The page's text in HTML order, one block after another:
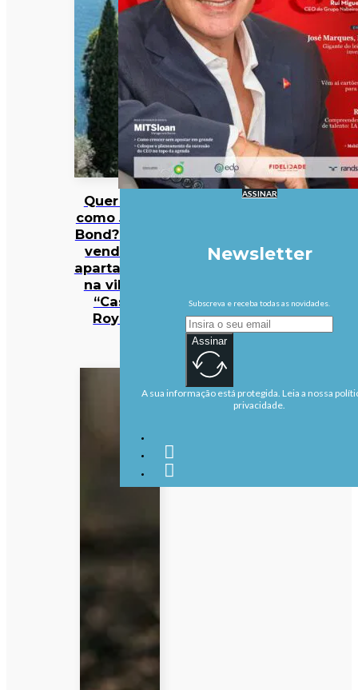
Quer viver
como James
Bond? Está à
venda um
apartamento
na villa de
“Casino
Royale”
ASSINAR
Newsletter
Subscreva e receba todas as novidades.
Assinar
A sua informação está protegida. Leia a nossa
privacidade.